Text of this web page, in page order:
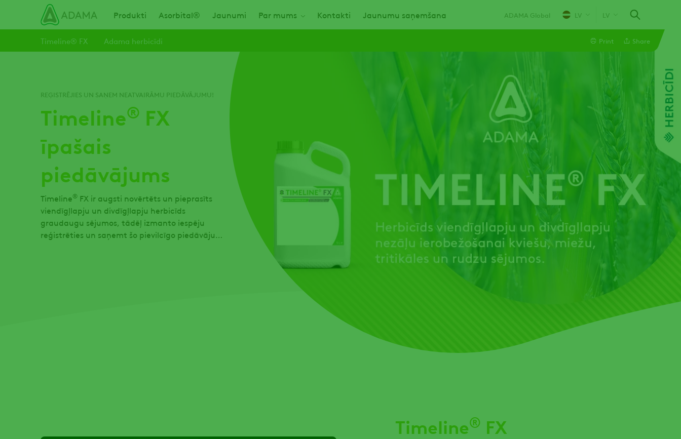
Main navigation
Produkti Asorbital® Jaunumi Par mums Kontakti Jaunumu saņemšana ADAMA Global LV LV
Timeline® FX Adama herbicīdi Print Share
Linkedin
Email
REĢISTRĒJIES UN SAŅEM NEATVAIRĀMU PIEDĀVĀJUMU!
Timeline® FX
īpašais
piedāvājums
Timeline® FX ir augsti novērtēts un pieprasīts
viendīgļlapju un divdīgļlapju herbicīds
graudaugu sējumos, tādēļ izmanto iespēju
reģistrēties un saņemt šo pievilcīgo piedāvājumu
Timeline® FX